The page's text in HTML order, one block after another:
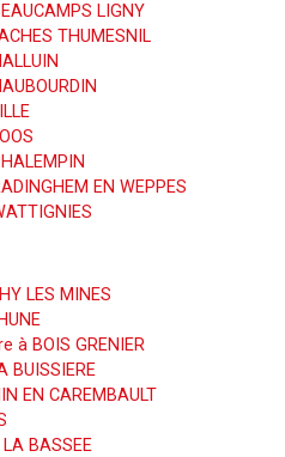
LIGNY
THUMESNIL
EN WEPPES
LES MINES
à BOIS GRENIER
BUISSIERE
EN CAREMBAULT
BASSEE